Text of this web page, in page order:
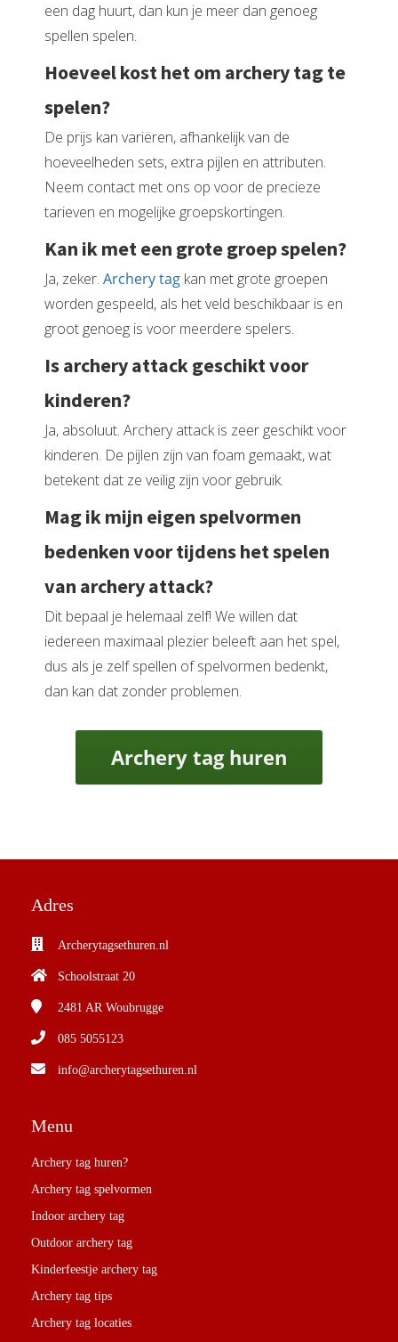
een dag huurt, dan kun je meer dan genoeg
spellen spelen.
Hoeveel kost het om archery tag te
spelen?
De prijs kan variëren, afhankelijk van de
hoeveelheden sets, extra pijlen en attributen.
Neem contact met ons op voor de precieze
tarieven en mogelijke groepskortingen.
Kan ik met een grote groep spelen?
Ja, zeker. Archery tag kan met grote groepen
worden gespeeld, als het veld beschikbaar is en
groot genoeg is voor meerdere spelers.
Is archery attack geschikt voor
kinderen?
Ja, absoluut. Archery attack is zeer geschikt voor
kinderen. De pijlen zijn van foam gemaakt, wat
betekent dat ze veilig zijn voor gebruik.
Mag ik mijn eigen spelvormen
bedenken voor tijdens het spelen
van archery attack?
Dit bepaal je helemaal zelf! We willen dat
iedereen maximaal plezier beleeft aan het spel,
dus als je zelf spellen of spelvormen bedenkt,
dan kan dat zonder problemen.
Archery tag huren
Adres
Archerytagsethuren.nl
Schoolstraat 20
2481 AR Woubrugge
085 5055123
info@archerytagsethuren.nl
Menu
Archery tag huren?
Archery tag spelvormen
Indoor archery tag
Outdoor archery tag
Kinderfeestje archery tag
Archery tag tips
Archery tag locaties